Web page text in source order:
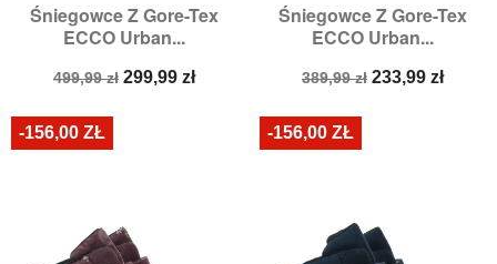
Śniegowce Z Gore-Tex
ECCO Urban...
Cena
499,99 zł Cena
299,99 zł
Śniegowce Z Gore-Tex
ECCO Urban...
Cena
389,99 zł Cena
233,99 zł
-156,00 ZŁ -156,00 ZŁ